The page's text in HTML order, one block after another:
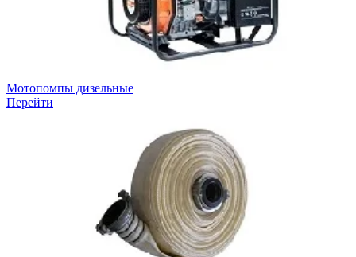
Мотопомпы дизельные
Перейти